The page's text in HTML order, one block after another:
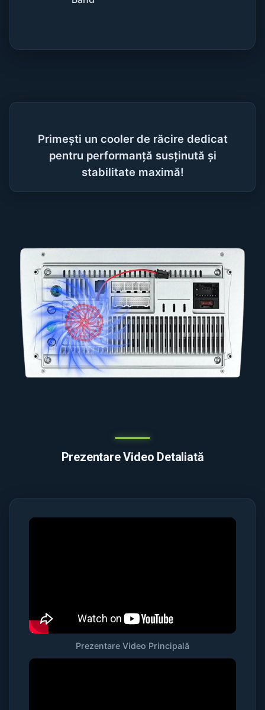
Primești un cooler de răcire dedicat
pentru performanță susținută și
stabilitate maximă!
Prezentare Video Detaliată
Prezentare Video Principală